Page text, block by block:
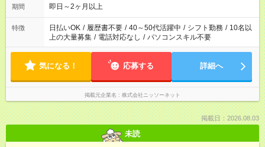
期間 即日～2ヶ月以上
特徴 日払いOK / 履歴書不要 / 40～50代活躍中 / シフト勤務 / 10名以
上の大量募集 / 電話対応なし / パソコンスキル不要
気になる！ 応募する 詳細へ
掲載元企業名 株式会社ニッソーネット
掲載日：2026.08.03
未読